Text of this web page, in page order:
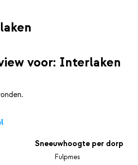
voor: Interlaken
Sneeuwhoogte per dorp
Fulpmes